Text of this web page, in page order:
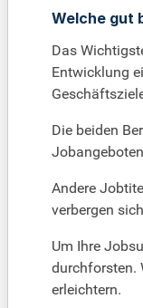
Welche gut
Das
Entwicklung
Die beiden
Andere
verbergen
Um Ihre
durchforsten.
erleichtern.